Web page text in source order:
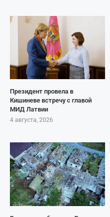
Президент провела в
Кишиневе встречу с главой
МИД Латвии
4 августа, 2026